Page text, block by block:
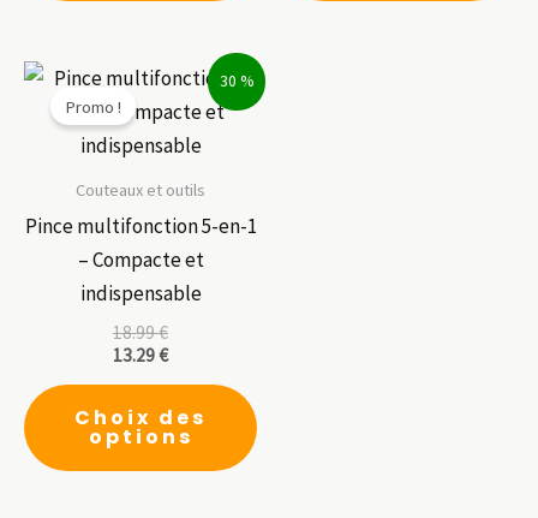
30 %
Promo !
Couteaux et outils
Pince multifonction 5-en-1
– Compacte et
indispensable
18.99€
13.29€
Choix des
options
produit